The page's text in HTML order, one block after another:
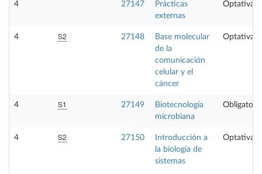
4 27147
Prácticas
externas
Optativa
4 S2 27148
Base molecular
de la
comunicación
celular y el
cáncer
Optativa
4 S1 27149
Biotecnología
microbiana
Obligatoria
4 S2 27150
Introducción a
la biología de
sistemas
Optativa